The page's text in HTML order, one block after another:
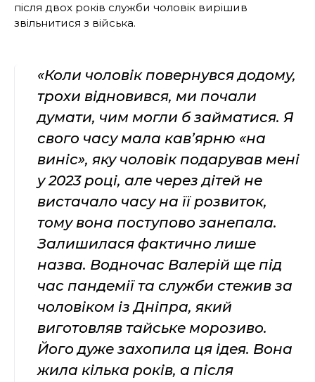
після двох років служби чоловік вирішив
звільнитися з війська.
«Коли чоловік повернувся додому,
трохи відновився, ми почали
думати, чим могли б займатися. Я
свого часу мала кав’ярню «на
виніс», яку чоловік подарував мені
у 2023 році, але через дітей не
вистачало часу на її розвиток,
тому вона поступово занепала.
Залишилася фактично лише
назва. Водночас Валерій ще під
час пандемії та служби стежив за
чоловіком із Дніпра, який
виготовляв тайське морозиво.
Його дуже захопила ця ідея. Вона
жила кілька років, а після